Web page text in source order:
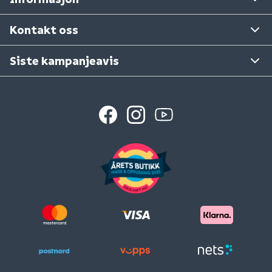
Kontakt oss
Ta gjerne kontakt med varehuset det gjelder.
Se våre varehus
Siste kampanjeavis